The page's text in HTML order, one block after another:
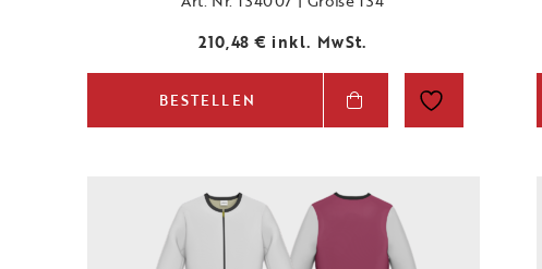
210,48€ inkl. MwSt.
BESTELLEN